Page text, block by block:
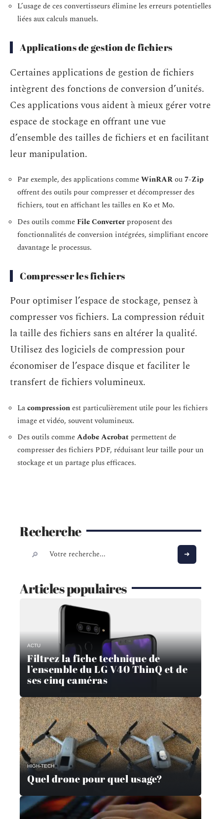
L’usage de ces convertisseurs élimine les erreurs potentielles
liées aux calculs manuels.
Applications de gestion de fichiers
Certaines applications de gestion de fichiers
intègrent des fonctions de conversion d’unités.
Ces applications vous aident à mieux gérer votre
espace de stockage en offrant une vue
d’ensemble des tailles de fichiers et en facilitant
leur manipulation.
Par exemple, des applications commeWinRARou7-Zip
offrent des outils pour compresser et décompresser des
fichiers, tout en affichant les tailles en Ko et Mo.
Des outils commeFile Converterproposent des
fonctionnalités de conversion intégrées, simplifiant encore
davantage le processus.
Compresser les fichiers
Pour optimiser l’espace de stockage, pensez à
compresser vos fichiers. La compression réduit
la taille des fichiers sans en altérer la qualité.
Utilisez des logiciels de compression pour
économiser de l’espace disque et faciliter le
transfert de fichiers volumineux.
Lacompressionest particulièrement utile pour les fichiers
image et vidéo, souvent volumineux.
Des outils commeAdobe Acrobat permettent de
compresser des fichiers PDF, réduisant leur taille pour un
stockage et un partage plus efficaces.
Recherche
Articles populaires
ACTU
Filtrez la fiche technique de
l’ensemble du LG V40 ThinQ et de
ses cinq caméras
HIGH-TECH
Quel drone pour quel usage?